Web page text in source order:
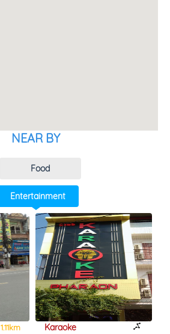
NEAR BY
Food
Entertainment
1.11km
Karaoke